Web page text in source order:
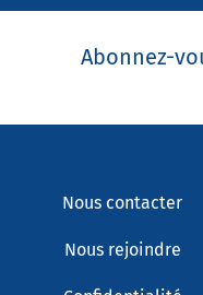
Abonnez-
Nous contacter
Nous rejoindre